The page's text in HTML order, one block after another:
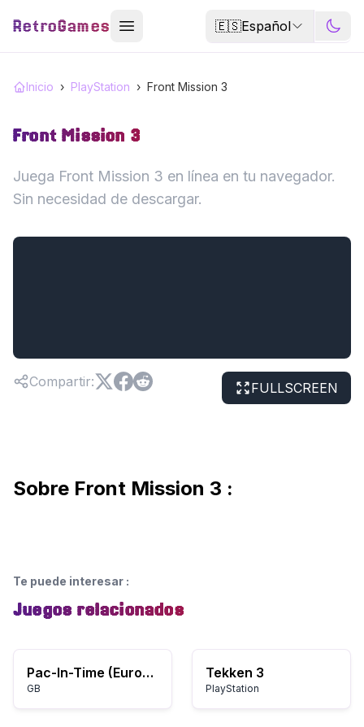
RetroGames 🇪🇸Español
Inicio › PlayStation › Front Mission 3
Front Mission 3
Juega Front Mission 3 en línea en tu navegador.
Sin necesidad de descargar.
Compartir: FULLSCREEN
Sobre Front Mission 3 :
Te puede interesar :
Juegos relacionados
Pac-In-Time (Europe)
GB
Tekken 3
PlayStation